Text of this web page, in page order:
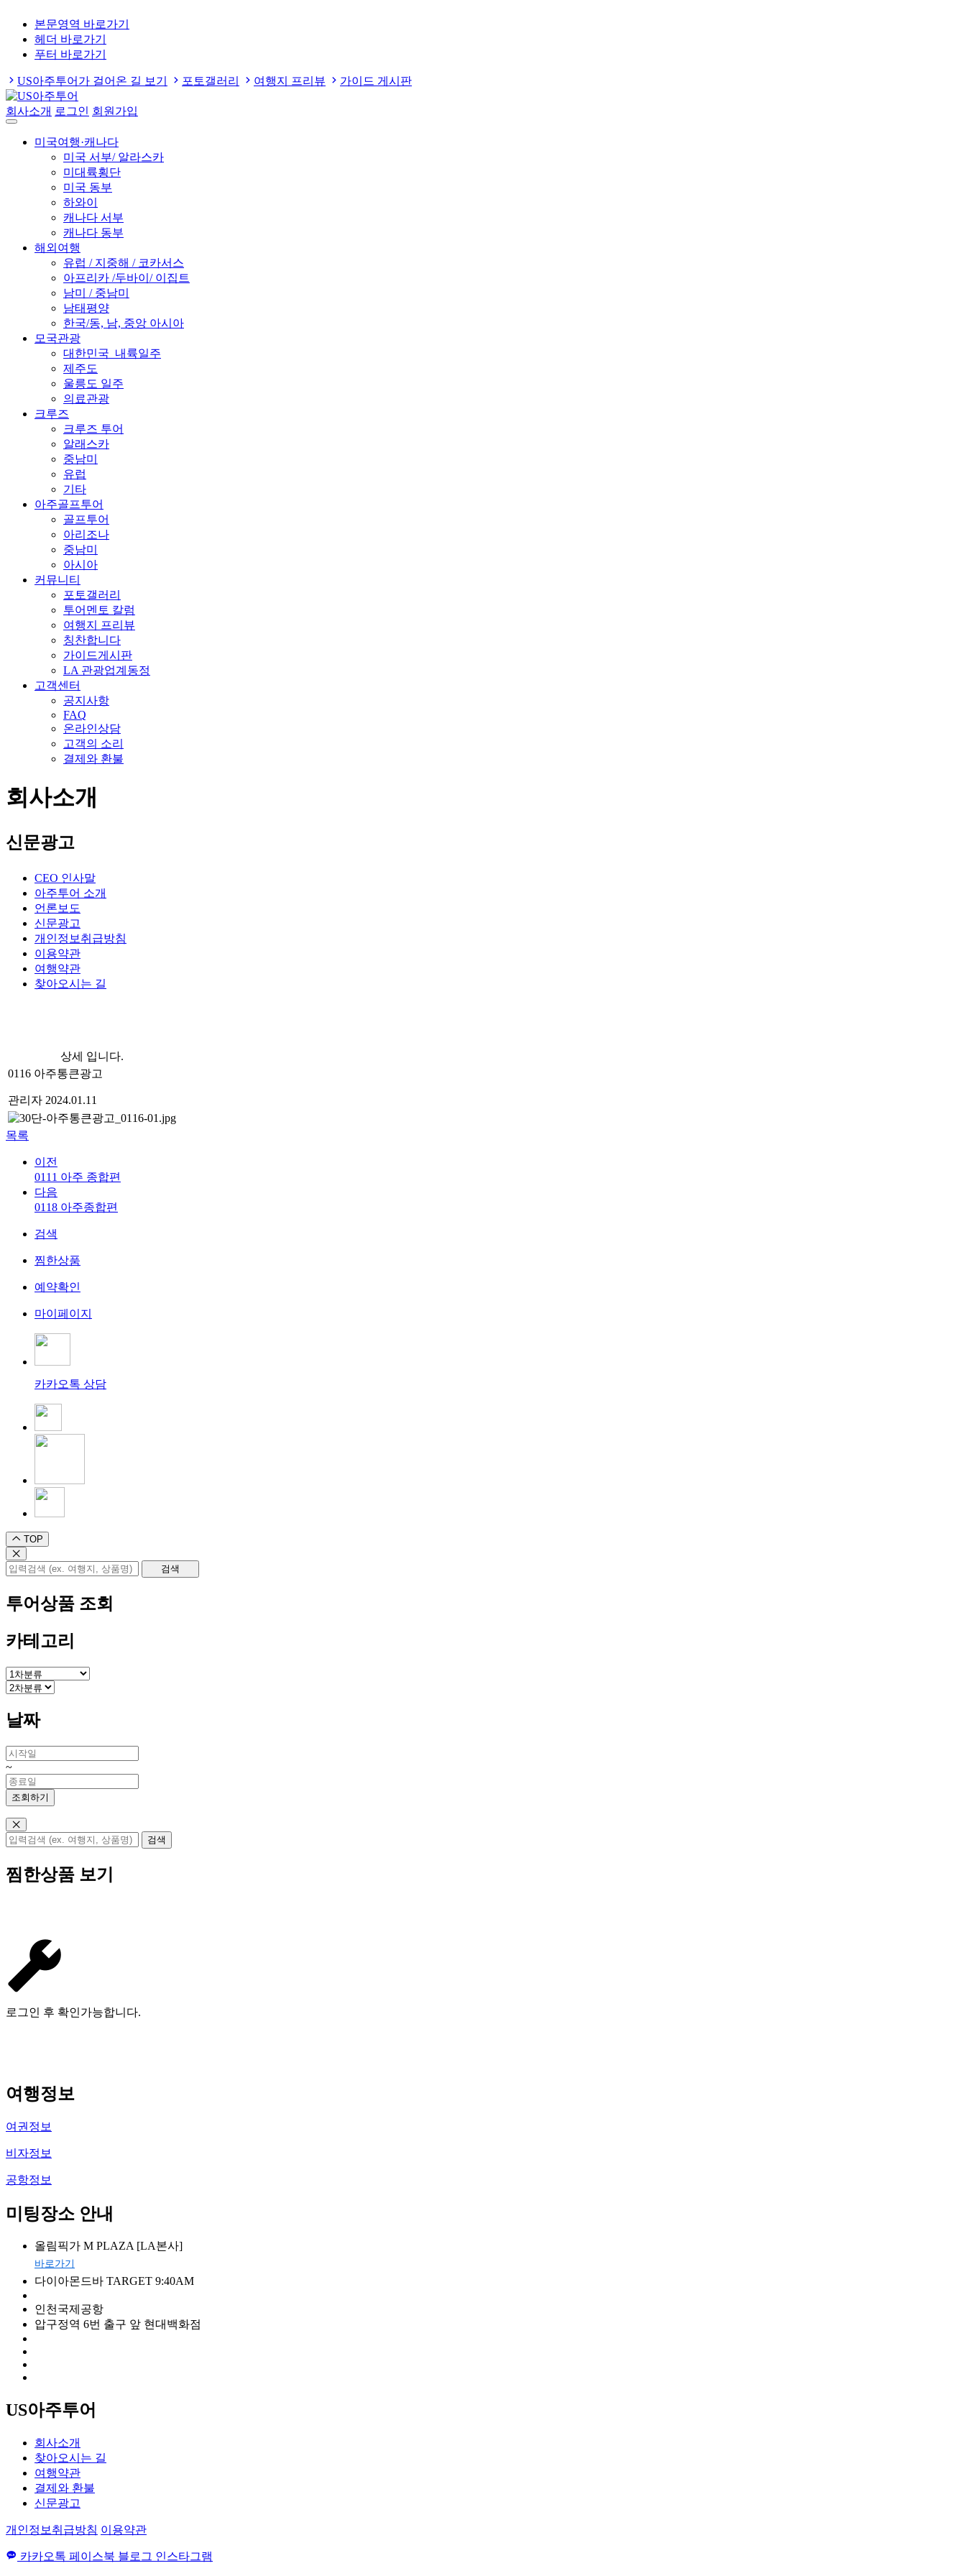
본문영역 바로가기
헤더 바로가기
푸터 바로가기
US아주투어가 걸어온 길 보기 포토갤러리 여행지 프리뷰 가이드 게시판
회사소개 로그인 회원가입
미국여행·캐나다
미국 서부/ 알라스카
미대륙횡단
미국 동부
하와이
캐나다 서부
캐나다 동부
해외여행
유럽 / 지중해 / 코카서스
아프리카 /두바이/ 이집트
남미 / 중남미
남태평양
한국/동, 남, 중앙 아시아
모국관광
대한민국_내륙일주
제주도
울릉도 일주
의료관광
크루즈
크루즈 투어
알래스카
중남미
유럽
기타
아주골프투어
골프투어
아리조나
중남미
아시아
커뮤니티
포토갤러리
투어멘토 칼럼
여행지 프리뷰
칭찬합니다
가이드게시판
LA 관광업계동정
고객센터
공지사항
FAQ
온라인상담
고객의 소리
결제와 환불
회사소개
신문광고
CEO 인사말
아주투어 소개
언론보도
신문광고
개인정보취급방침
이용약관
여행약관
찾아오시는 길
상세 입니다.
0116 아주통큰광고
관리자 2024.01.11
목록
이전
0111 아주 종합편
다음
0118 아주종합편
검색
찜한상품
예약확인
마이페이지
카카오톡 상담
TOP
투어상품 조회
카테고리
날짜
~
찜한상품 보기
로그인 후 확인가능합니다.
여행정보
여권정보
비자정보
공항정보
미팅장소 안내
올림픽가 M PLAZA [LA본사]
바로가기
다이아몬드바 TARGET 9:40AM
인천국제공항
압구정역 6번 출구 앞 현대백화점
US아주투어
회사소개
찾아오시는 길
여행약관
결제와 환불
신문광고
개인정보취급방침 이용약관
카카오톡 페이스북 블로그 인스타그램